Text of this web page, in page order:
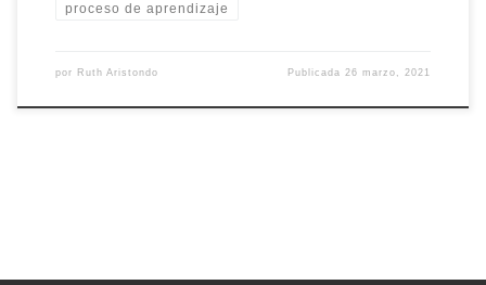
proceso de aprendizaje
por Ruth Aristondo Publicada26 marzo, 2021